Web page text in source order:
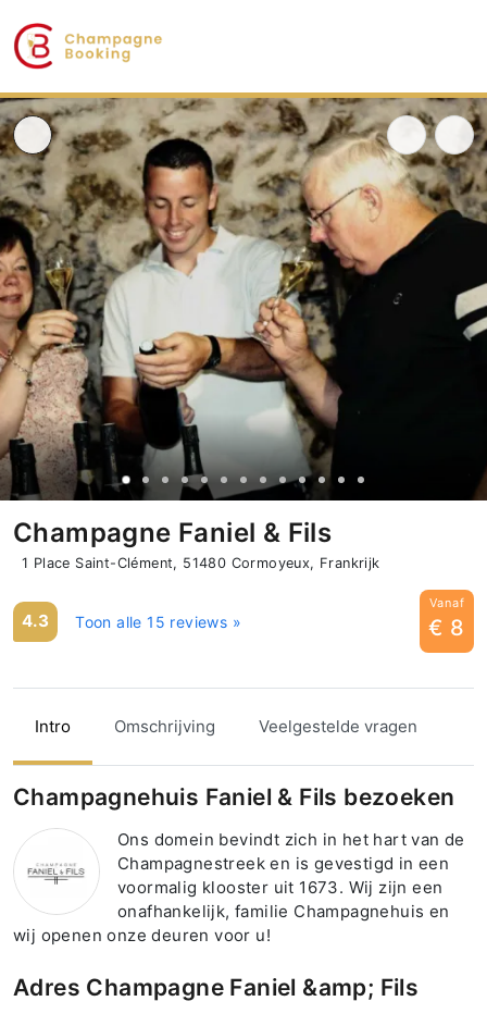
Champagne Faniel & Fils
1 Place Saint-Clément, 51480 Cormoyeux, Frankrijk
4.3 Toon alle 15 reviews »
Vanaf
€ 8
Intro Omschrijving Veelgestelde vragen
Champagnehuis Faniel & Fils bezoeken
Ons domein bevindt zich in het hart van de
Champagnestreek en is gevestigd in een
voormalig klooster uit 1673. Wij zijn een
onafhankelijk, familie Champagnehuis en
wij openen onze deuren voor u!
Adres Champagne Faniel &amp; Fils